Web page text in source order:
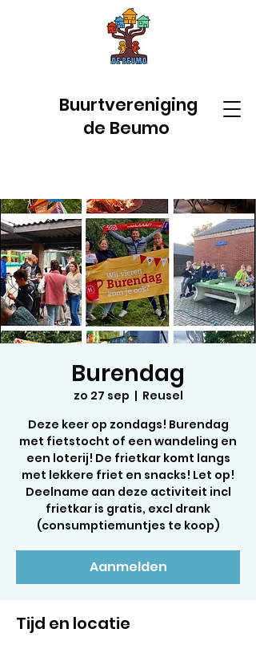
Buurtvereniging
de Beumo
Burendag
zo 27 sep
  |
Reusel
Deze keer op zondags! Burendag
met fietstocht of een wandeling en
een loterij! De frietkar komt langs
met lekkere friet en snacks! Let op!
Deelname aan deze activiteit incl
frietkar is gratis, excl drank
(consumptiemuntjes te koop)
Aanmelden
Tijd en locatie